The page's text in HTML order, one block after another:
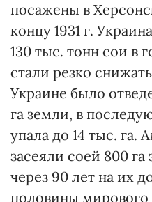
посажены в
концу 1931 г.
130 тыс. тонн сои в
стали резко
Украине было
га земли, в
упала до 14 тыс. га.
засеяли соей 800 га
через 90 лет на их
половины мирового